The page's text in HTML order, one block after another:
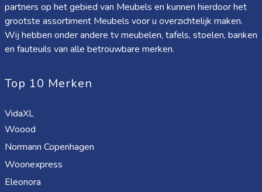
partners op het gebied van Meubels en kunnen hierdoor het
grootste assortiment Meubels voor u overzichtelijk maken.
Wij hebben onder andere tv meubelen, tafels, stoelen, banken
en fauteuils van alle betrouwbare merken.
Top 10 Merken
VidaXL
Woood
Normann Copenhagen
Woonexpress
Eleonora